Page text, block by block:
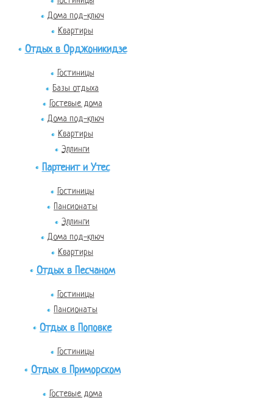
Дома под-ключ
Квартиры
Отдых в Орджоникидзе
Гостиницы
Базы отдыха
Гостевые дома
Дома под-ключ
Квартиры
Эллинги
Партенит и Утес
Гостиницы
Пансионаты
Эллинги
Дома под-ключ
Квартиры
Отдых в Песчаном
Гостиницы
Пансионаты
Отдых в Поповке
Гостиницы
Отдых в Приморском
Гостевые дома